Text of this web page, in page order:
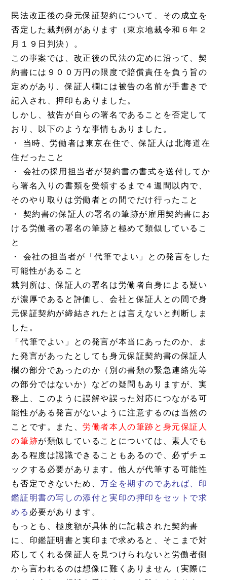
民法改正後の身元保証契約について、その成立を
否定した裁判例があります（東京地裁令和６年２
月１９日判決）。
この事案では、改正後の民法の定めに沿って、契
約書には９００万円の限度で賠償責任を負う旨の
定めがあり、保証人欄には被告の名前が手書きで
記入され、押印もありました。
しかし、被告が自らの署名であることを否定して
おり、以下のような事情もありました。
・ 当時、労働者は東京在住で、保証人は北海道在
住だったこと
・ 会社の採用担当者が契約書の書式を送付してか
ら署名入りの書類を受領するまで４週間以内で、
そのやり取りは労働者との間でだけ行ったこと
・ 契約書の保証人の署名の筆跡が雇用契約書にお
ける労働者の署名の筆跡と極めて類似しているこ
と
・ 会社の担当者が「代筆でよい」との発言をした
可能性があること
裁判所は、保証人の署名は労働者自身による疑い
が濃厚であると評価し、会社と保証人との間で身
元保証契約が締結されたとは言えないと判断しま
した。
「代筆でよい」との発言が本当にあったのか、ま
た発言があったとしても身元保証契約書の保証人
欄の部分であったのか（別の書類の緊急連絡先等
の部分ではないか）などの疑問もありますが、実
務上、このように誤解や誤った対応につながる可
能性がある発言がないように注意するのは当然の
ことです。また、労働者本人の筆跡と身元保証人
の筆跡が類似していることについては、素人でも
ある程度は認識できることもあるので、必ずチェ
ックする必要があります。他人が代筆する可能性
も否定できないため、万全を期すのであれば、印
鑑証明書の写しの添付と実印の押印をセットで求
める 必要があります。
もっとも、極度額が具体的に記載された契約書
に、印鑑証明書と実印まで求めると、そこまで対
応してくれる保証人を見つけられないと労働者側
から言われるのは想像に難くありません（実際に